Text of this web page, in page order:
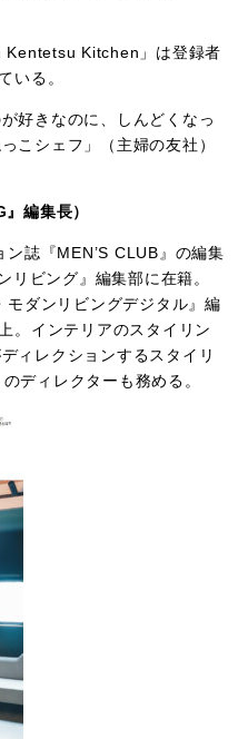
Kentetsu Kitchen」は登録者
いる。
好きなのに、しんどくなっ
こシェフ」（主婦の友社）
編集長）
誌『MEN’S CLUB』の編集
ビング』編集部に在籍。
ダンリビングデジタル』編
。インテリアのスタイリン
ィレクションするスタイリ
ディレクターも務める。